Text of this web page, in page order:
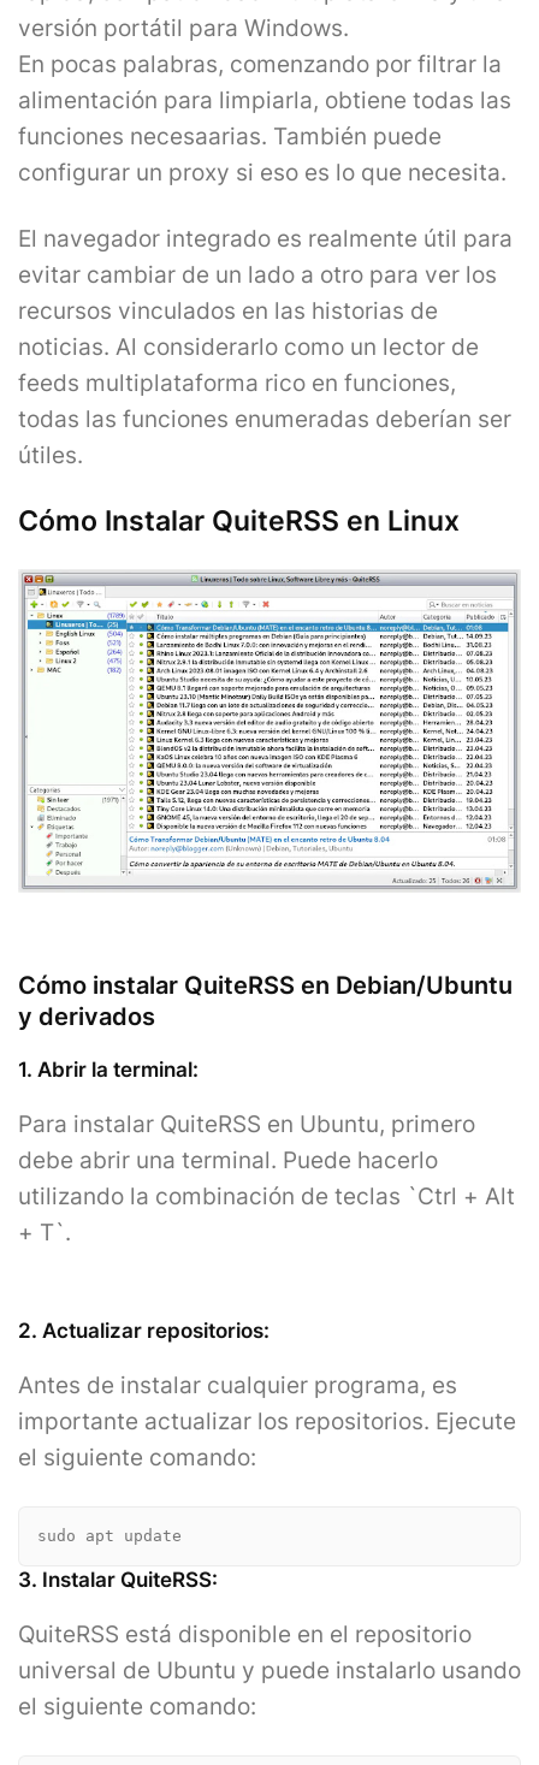
versión portátil para Windows.
En pocas palabras, comenzando por filtrar la
alimentación para limpiarla, obtiene todas las
funciones necesaarias. También puede
configurar un proxy si eso es lo que necesita.
El navegador integrado es realmente útil para
evitar cambiar de un lado a otro para ver los
recursos vinculados en las historias de
noticias. Al considerarlo como un lector de
feeds multiplataforma rico en funciones,
todas las funciones enumeradas deberían ser
útiles.
Cómo Instalar QuiteRSS en Linux
Cómo instalar QuiteRSS en Debian/Ubuntu
y derivados
1. Abrir la terminal:
Para instalar QuiteRSS en Ubuntu, primero
debe abrir una terminal. Puede hacerlo
utilizando la combinación de teclas `Ctrl + Alt
+ T`.
2. Actualizar repositorios:
Antes de instalar cualquier programa, es
importante actualizar los repositorios. Ejecute
el siguiente comando:
sudo apt update
3. Instalar QuiteRSS:
QuiteRSS está disponible en el repositorio
universal de Ubuntu y puede instalarlo usando
el siguiente comando: